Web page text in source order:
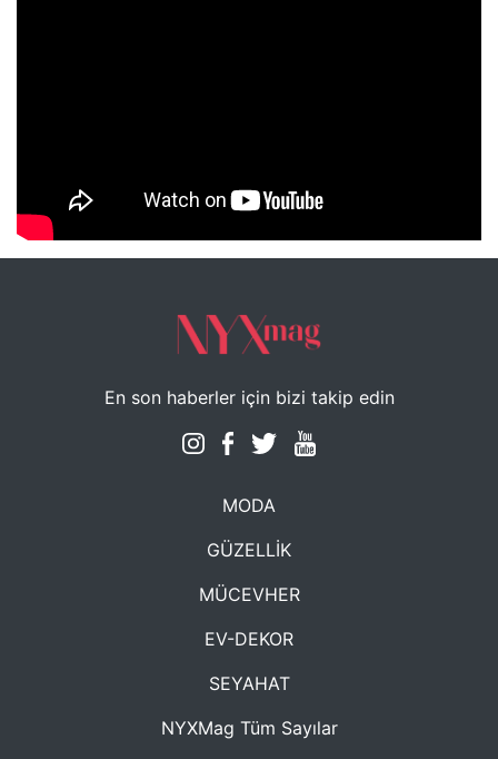
NYXmag 2. Yaş Kutlama Etkinliği
En son haberler için bizi takip edin
MODA
GÜZELLİK
MÜCEVHER
EV-DEKOR
SEYAHAT
NYXMag Tüm Sayılar